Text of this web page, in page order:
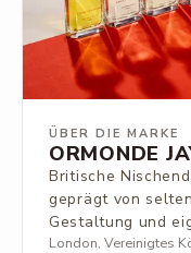
die den Raum
als gut bis sehr gut
nach mehreren
ist, bleibt er dort
ÜBER DIE MARKE
ORMONDE
Britische
geprägt von
Gestaltung und
London, Vereinigtes